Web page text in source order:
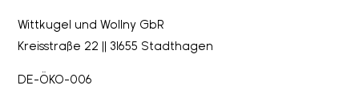
Wittkugel und Wollny GbR
Kreisstraße 22 || 31655 Stadthagen
DE-ÖKO-006